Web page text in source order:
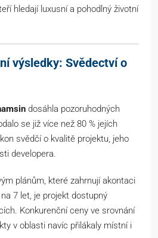
hledají luxusní a pohodlný životní
výsledky: Svědectví o
dosáhla pozoruhodných
se již více než 80 % jejích
svědčí o kvalitě projektu, jeho
developera.
plánům, které zahrnují akontaci
7 let, je projekt dostupný
Konkurenční ceny ve srovnání
v oblasti navíc přilákaly místní i